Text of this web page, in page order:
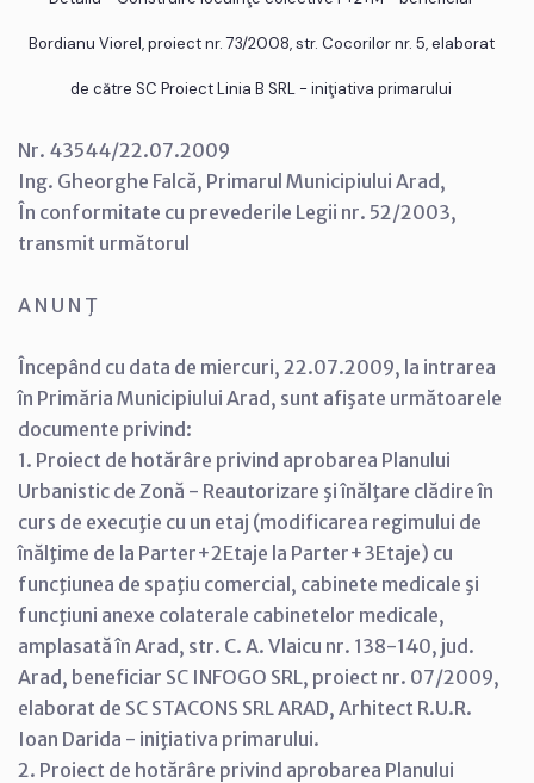
Bordianu Viorel, proiect nr. 73/2008, str. Cocorilor nr. 5, elaborat
de către SC Proiect Linia B SRL - iniţiativa primarului
Nr. 43544/22.07.2009
Ing. Gheorghe Falcă, Primarul Municipiului Arad,
În conformitate cu prevederile Legii nr. 52/2003,
transmit următorul
A N U N Ţ
Începând cu data de miercuri, 22.07.2009, la intrarea
în Primăria Municipiului Arad, sunt afişate următoarele
documente privind:
1. Proiect de hotărâre privind aprobarea Planului
Urbanistic de Zonă - Reautorizare şi înălţare clădire în
curs de execuţie cu un etaj (modificarea regimului de
înălţime de la Parter+2Etaje la Parter+3Etaje) cu
funcţiunea de spaţiu comercial, cabinete medicale şi
funcţiuni anexe colaterale cabinetelor medicale,
amplasată în Arad, str. C. A. Vlaicu nr. 138-140, jud.
Arad, beneficiar SC INFOGO SRL, proiect nr. 07/2009,
elaborat de SC STACONS SRL ARAD, Arhitect R.U.R.
Ioan Darida - iniţiativa primarului.
2. Proiect de hotărâre privind aprobarea Planului